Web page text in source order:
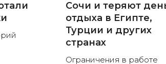
Сочи и теряют
отдыха в Египте,
Турции и других
странах
Ограничения в работе